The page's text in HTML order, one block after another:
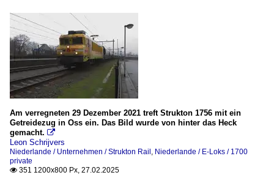
Am verregneten 29 Dezember 2021 treft Strukton 1756 mit ein
Getreidezug in Oss ein. Das Bild wurde von hinter das Heck
gemacht. 
Leon Schrijvers
Niederlande / Unternehmen / Strukton Rail, Niederlande / E-Loks / 1700
private
 351 1200x800 Px, 27.02.2025